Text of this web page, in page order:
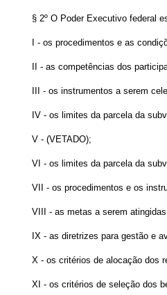
§ 2º O Poder Executivo federal
I - os procedimentos e as
II - as competências dos
III - os instrumentos a serem
IV - os limites da parcela da
V - (VETADO);
VI - os limites da parcela da
VII - os procedimentos e os
VIII - as metas a serem
IX - as diretrizes para gestão e
X - os critérios de alocação dos
XI - os critérios de seleção dos